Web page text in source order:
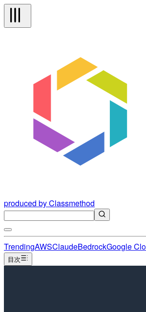
produced by Classmethod
TrendingAWSClaudeBedrockGoogle
目次